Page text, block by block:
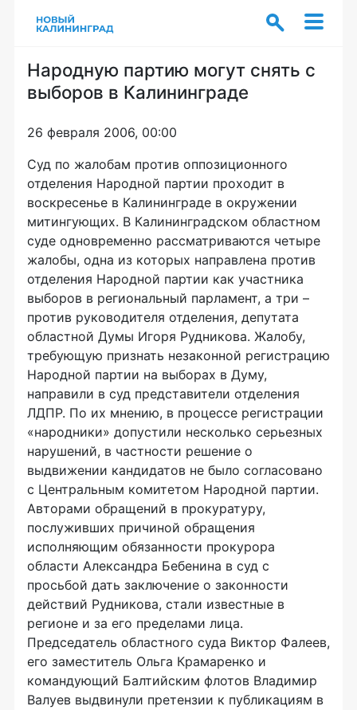
Народную партию могут снять с
выборов в Калининграде
26 февраля 2006, 00:00
Суд по жалобам против оппозиционного
отделения Народной партии проходит в
воскресенье в Калининграде в окружении
митингующих. В Калининградском областном
суде одновременно рассматриваются четыре
жалобы, одна из которых направлена против
отделения Народной партии как участника
выборов в региональный парламент, а три –
против руководителя отделения, депутата
областной Думы Игоря Рудникова. Жалобу,
требующую признать незаконной регистрацию
Народной партии на выборах в Думу,
направили в суд представители отделения
ЛДПР. По их мнению, в процессе регистрации
«народники» допустили несколько серьезных
нарушений, в частности решение о
выдвижении кандидатов не было согласовано
с Центральным комитетом Народной партии.
Авторами обращений в прокуратуру,
послуживших причиной обращения
исполняющим обязанности прокурора
области Александра Бебенина в суд с
просьбой дать заключение о законности
действий Рудникова, стали известные в
регионе и за его пределами лица.
Председатель областного суда Виктор Фалеев,
его заместитель Ольга Крамаренко и
командующий Балтийским флотов Владимир
Валуев выдвинули претензии к публикациям в